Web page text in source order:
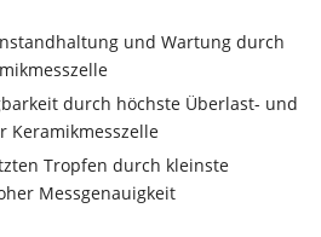
und Wartung durch
durch höchste Überlast- und
Keramikmesszelle
Tropfen durch kleinste
Messgenauigkeit